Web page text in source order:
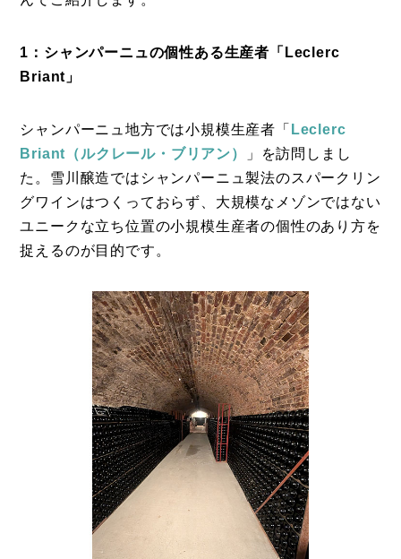
1：シャンパーニュの個性ある生産者「Leclerc
Briant」
シャンパーニュ地方では小規模生産者「 Leclerc
Briant（ルクレール・ブリアン）
」を訪問しまし
た。雪川醸造ではシャンパーニュ製法のスパークリン
グワインはつくっておらず、大規模なメゾンではない
ユニークな立ち位置の小規模生産者の個性のあり方を
捉えるのが目的です。